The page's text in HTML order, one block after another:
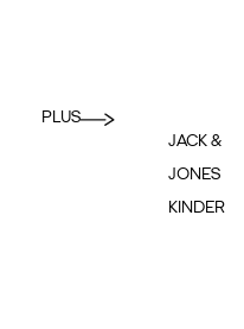
PLUS
JACK &
JONES
KINDER